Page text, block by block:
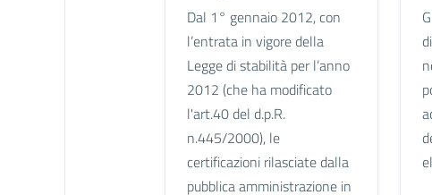
Dal 1° gennaio 2012, con
l’entrata in vigore della
Legge di stabilità per l’anno
2012 (che ha modificato
l'art.40 del d.p.R.
n.445/2000), le
certificazioni rilasciate dalla
pubblica amministrazione in